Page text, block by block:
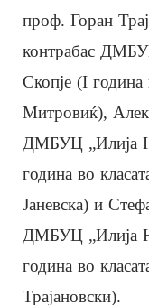
проф. Горан
контрабас
Скопје (I година
Митровиќ),
ДМБУЦ „Илија
година во
Јаневска) и
ДМБУЦ „Илија
година во
Трајановски).